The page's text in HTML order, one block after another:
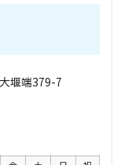
堰端379-7